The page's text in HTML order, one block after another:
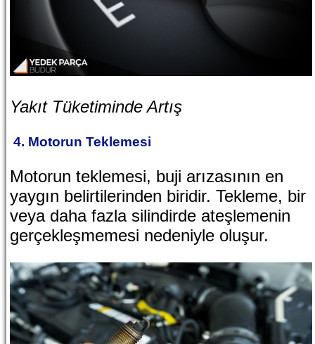
Yakıt Tüketiminde Artış
4. Motorun Teklemesi
Motorun teklemesi, buji arızasının en
yaygın belirtilerinden biridir. Tekleme, bir
veya daha fazla silindirde ateşlemenin
gerçekleşmemesi nedeniyle oluşur.